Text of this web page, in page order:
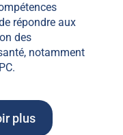
répondre aux
des
notamment
plus